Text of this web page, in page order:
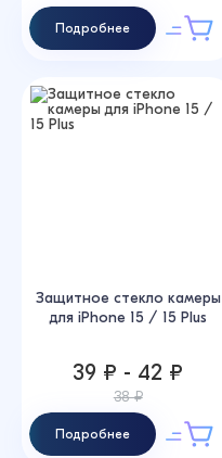
Подробнее
Защитное стекло камеры
для iPhone 15 / 15 Plus
39 ₽ - 42 ₽
38 ₽
Подробнее